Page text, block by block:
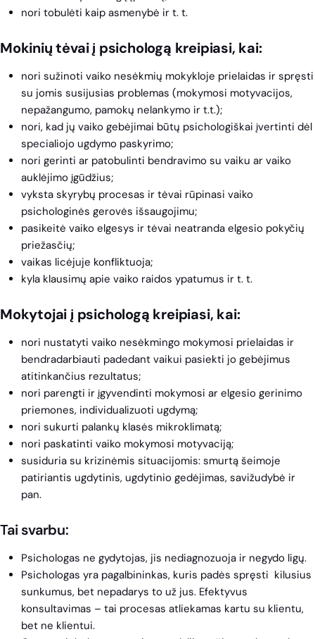
nori tobulėti kaip asmenybė ir t. t.
Mokinių tėvai į psichologą kreipiasi, kai:
nori sužinoti vaiko nesėkmių mokykloje prielaidas ir spręsti
su jomis susijusias problemas (mokymosi motyvacijos,
nepažangumo, pamokų nelankymo ir t.t.);
nori, kad jų vaiko gebėjimai būtų psichologiškai įvertinti dėl
specialiojo ugdymo paskyrimo;
nori gerinti ar patobulinti bendravimo su vaiku ar vaiko
auklėjimo įgūdžius;
vyksta skyrybų procesas ir tėvai rūpinasi vaiko
psichologinės gerovės išsaugojimu;
pasikeitė vaiko elgesys ir tėvai neatranda elgesio pokyčių
priežasčių;
vaikas licėjuje konfliktuoja;
kyla klausimų apie vaiko raidos ypatumus ir t. t.
Mokytojai į psichologą kreipiasi, kai:
nori nustatyti vaiko nesėkmingo mokymosi prielaidas ir
bendradarbiauti padedant vaikui pasiekti jo gebėjimus
atitinkančius rezultatus;
nori parengti ir įgyvendinti mokymosi ar elgesio gerinimo
priemones, individualizuoti ugdymą;
nori sukurti palankų klasės mikroklimatą;
nori paskatinti vaiko mokymosi motyvaciją;
susiduria su krizinėmis situacijomis: smurtą šeimoje
patiriantis ugdytinis, ugdytinio gedėjimas, savižudybė ir
pan.
Tai svarbu:
Psichologas ne gydytojas, jis nediagnozuoja ir negydo ligų.
Psichologas yra pagalbininkas, kuris padės spręsti kilusius
sunkumus, bet nepadarys to už jus. Efektyvus
konsultavimas – tai procesas atliekamas kartu su klientu,
bet ne klientui.